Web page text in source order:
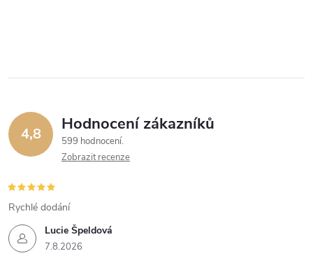
4,8 Hodnocení zákazníků
599 hodnocení
Zobrazit recenze
Lucie Špeldová
7.8.2026
Rychlé dodání